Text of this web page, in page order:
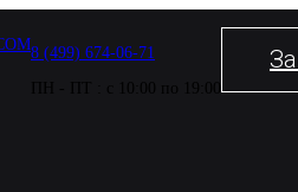
8 (499) 674-06-71
ПН - ПТ : с 10:00 по 19:00